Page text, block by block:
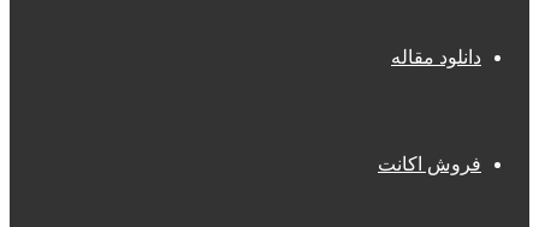
دانلود مقاله
فروش اکانت